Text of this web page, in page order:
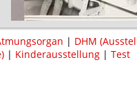
| DHM
| Kinderausstellung | Test